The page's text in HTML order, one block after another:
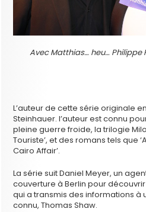
Avec Matthias… heu… Philippe
L’auteur de cette série originale
Steinhauer. l’auteur est connu
pleine guerre froide, la trilogie
Touriste’, et des romans tels que
Cairo Affair’.
La série suit Daniel Meyer, un
couverture à Berlin pour
qui a transmis des informations à
connu, Thomas Shaw.